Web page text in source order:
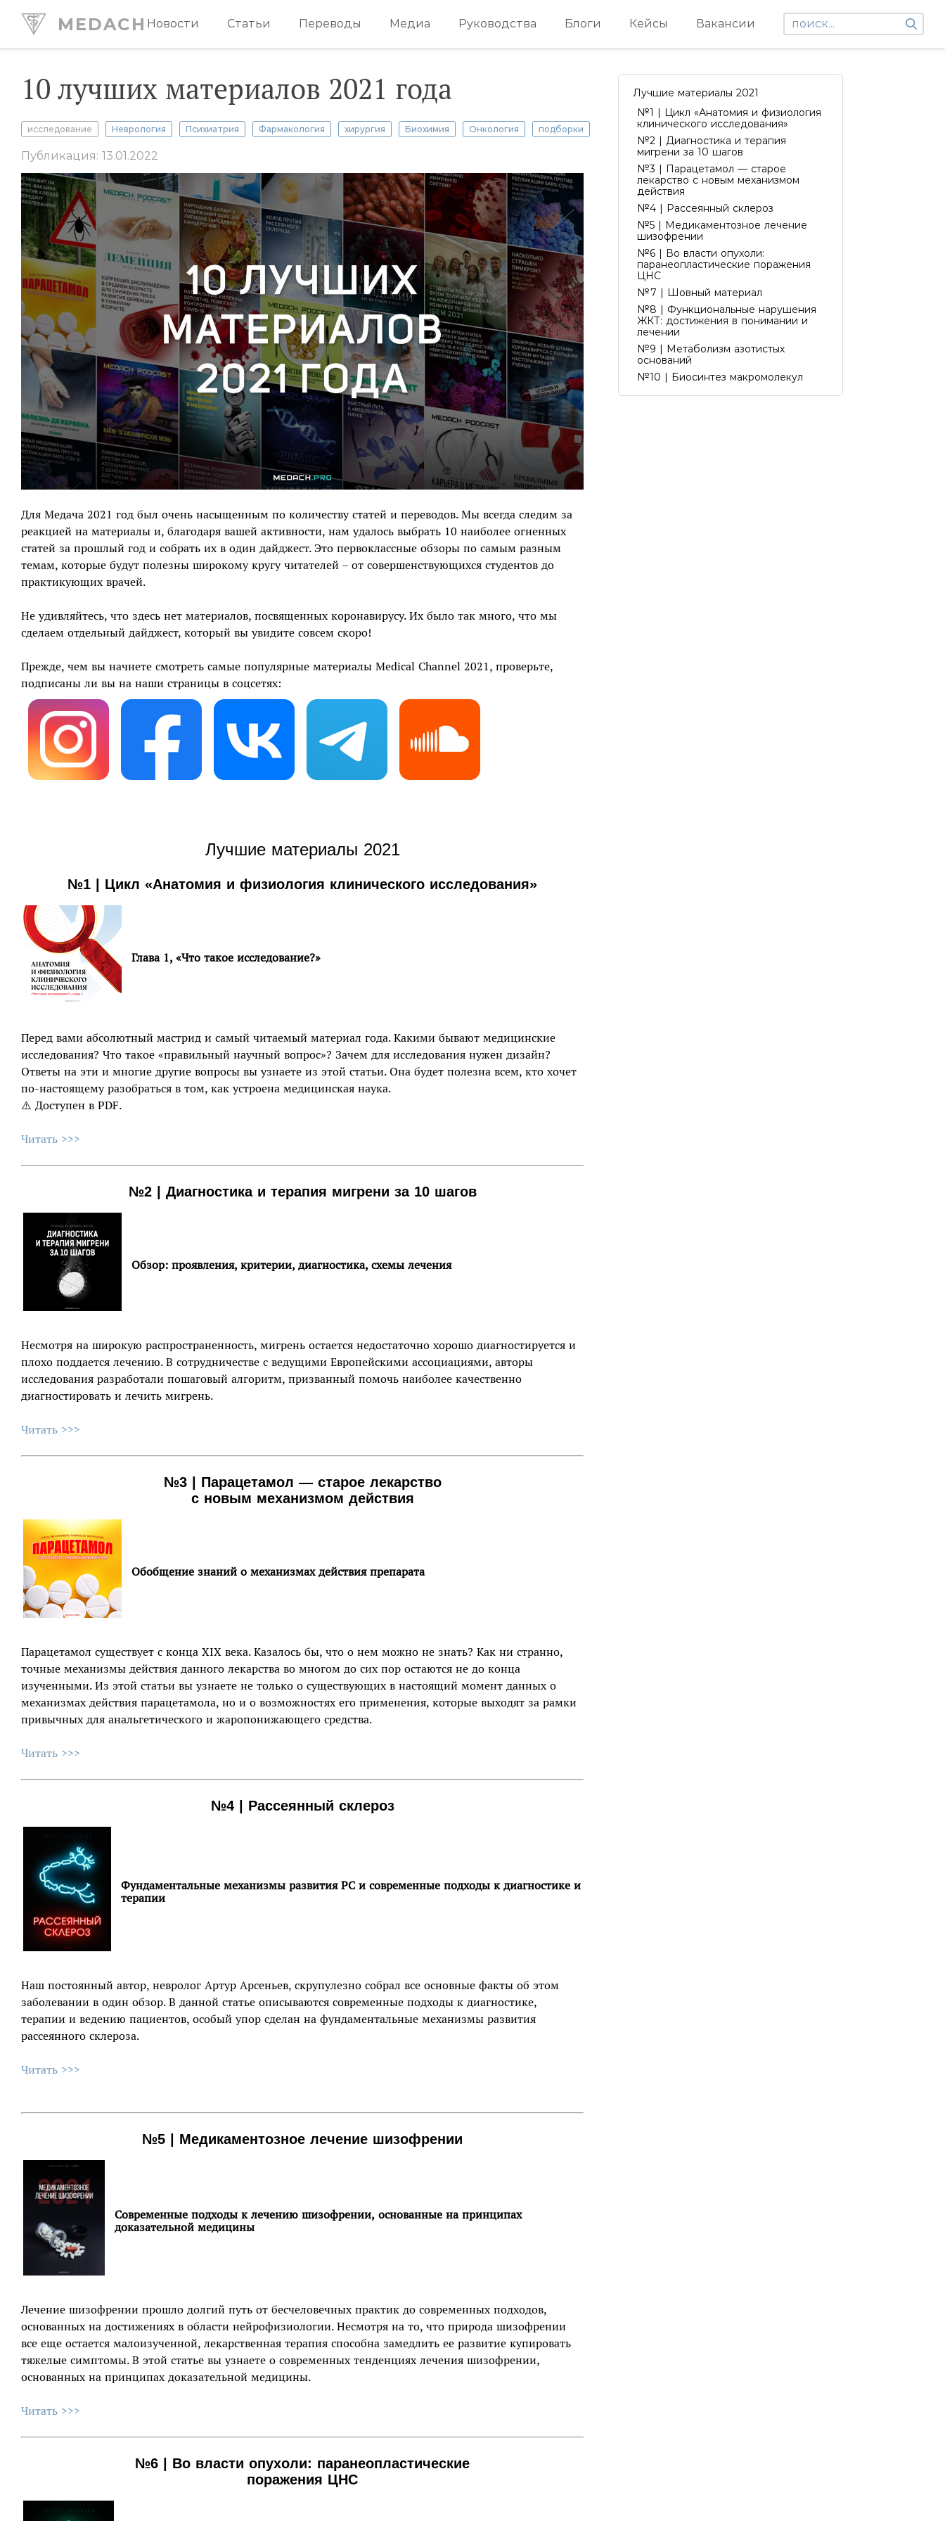
MEDACH Новости Статьи Переводы Медиа Руководства Блоги Кейсы Вакансии
10 лучших материалов 2021 года
исследование Неврология Психиатрия Фармакология хирургия Биохимия Онкология подборки
Публикация: 13.01.2022
Для Медача 2021 год был очень насыщенным по количеству статей и переводов. Мы всегда следим за
реакцией на материалы и, благодаря вашей активности, нам удалось выбрать 10 наиболее огненных
статей за прошлый год и собрать их в один дайджест. Это первоклассные обзоры по самым разным
темам, которые будут полезны широкому кругу читателей – от совершенствующихся студентов до
практикующих врачей.
Не удивляйтесь, что здесь нет материалов, посвященных коронавирусу. Их было так много, что мы
сделаем отдельный дайджест, который вы увидите совсем скоро!
Прежде, чем вы начнете смотреть самые популярные материалы Medical Channel 2021, проверьте,
подписаны ли вы на наши страницы в соцсетях:
Лучшие материалы 2021
№1 | Цикл «Анатомия и физиология клинического исследования»
Глава 1, «Что такое исследование?»
Перед вами абсолютный мастрид и самый читаемый материал года. Какими бывают медицинские
исследования? Что такое «правильный научный вопрос»? Зачем для исследования нужен дизайн?
Ответы на эти и многие другие вопросы вы узнаете из этой статьи. Она будет полезна всем, кто хочет
по-настоящему разобраться в том, как устроена медицинская наука.
⚠️ Доступен в PDF.
Читать >>>
№2 | Диагностика и терапия мигрени за 10 шагов
Обзор: проявления, критерии, диагностика, схемы лечения
Несмотря на широкую распространенность, мигрень остается недостаточно хорошо диагностируется и
плохо поддается лечению. В сотрудничестве c ведущими Европейскими ассоциациями, авторы
исследования разработали пошаговый алгоритм, призванный помочь наиболее качественно
диагностировать и лечить мигрень.
Читать >>>
№3 | Парацетамол — старое лекарство
с новым механизмом действия
Обобщение знаний о механизмах действия препарата
Парацетамол существует c конца XIX века. Казалось бы, что о нем можно не знать? Как ни странно,
точные механизмы действия данного лекарства во многом до сих пор остаются не до конца
изученными. Из этой статьи вы узнаете не только о существующих в настоящий момент данных о
механизмах действия парацетамола, но и о возможностях его применения, которые выходят за рамки
привычных для анальгетического и жаропонижающего средства.
Читать >>>
№4 | Рассеянный склероз
Фундаментальные механизмы развития РС и современные подходы к диагностике и
терапии
Наш постоянный автор, невролог Артур Арсеньев, скрупулезно собрал все основные факты об этом
заболевании в один обзор. В данной статье описываются современные подходы к диагностике,
терапии и ведению пациентов, особый упор сделан на фундаментальные механизмы развития
рассеянного склероза.
Читать >>>
№5 | Медикаментозное лечение шизофрении
Современные подходы к лечению шизофрении, основанные на принципах
доказательной медицины
Лечение шизофрении прошло долгий путь от бесчеловечных практик до современных подходов,
основанных на достижениях в области нейрофизиологии. Несмотря на то, что природа шизофрении
все еще остается малоизученной, лекарственная терапия способна замедлить ее развитие купировать
тяжелые симптомы. В этой статье вы узнаете о современных тенденциях лечения шизофрении,
основанных на принципах доказательной медицины.
Читать >>>
№6 | Во власти опухоли: паранеопластические
поражения ЦНС
Лучшие материалы 2021
№1 | Цикл «Анатомия и физиология
клинического исследования»
№2 | Диагностика и терапия
мигрени за 10 шагов
№3 | Парацетамол — старое
лекарство с новым механизмом
действия
№4 | Рассеянный склероз
№5 | Медикаментозное лечение
шизофрении
№6 | Во власти опухоли:
паранеопластические поражения
ЦНС
№7 | Шовный материал
№8 | Функциональные нарушения
ЖКТ: достижения в понимании и
лечении
№9 | Метаболизм азотистых
оснований
№10 | Биосинтез макромолекул